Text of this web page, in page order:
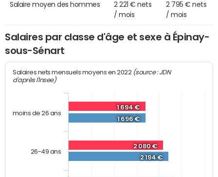
Salaire moyen des hommes
2 221 € nets
/ mois
2 795 € nets
/ mois
Salaires par classe d'âge et sexe à Épinay-
sous-Sénart
Salaires nets mensuels moyens en 2022 (source : JDN
d'après l'Insee)
1 694 €
2 080 €
1 696 €
2 194 €
moins de 26 ans
26-49 ans